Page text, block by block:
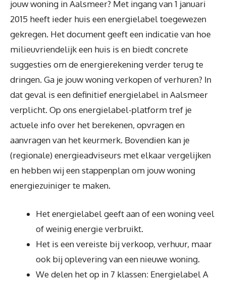
jouw woning in Aalsmeer? Met ingang van 1 januari
2015 heeft ieder huis een energielabel toegewezen
gekregen. Het document geeft een indicatie van hoe
milieuvriendelijk een huis is en biedt concrete
suggesties om de energierekening verder terug te
dringen. Ga je jouw woning verkopen of verhuren? In
dat geval is een definitief energielabel in Aalsmeer
verplicht. Op ons energielabel-platform tref je
actuele info over het berekenen, opvragen en
aanvragen van het keurmerk. Bovendien kan je
(regionale) energieadviseurs met elkaar vergelijken
en hebben wij een stappenplan om jouw woning
energiezuiniger te maken.
Het energielabel geeft aan of een woning veel
of weinig energie verbruikt.
Het is een vereiste bij verkoop, verhuur, maar
ook bij oplevering van een nieuwe woning.
We delen het op in 7 klassen: Energielabel A